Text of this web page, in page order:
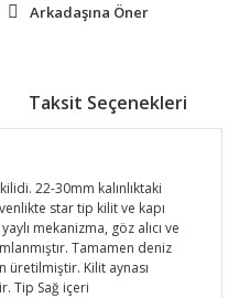
Arkadaşına Öner
Taksit Seçenekleri
22-30mm kalınlıktaki
star tip kilit ve kapı
mekanizma, göz alıcı ve
Tamamen deniz
üretilmiştir. Kilit aynası
Tip Sağ içeri